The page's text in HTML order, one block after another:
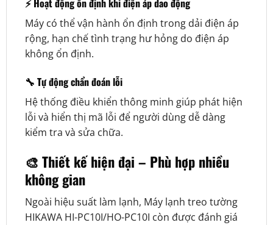
Máy có thể vận hành ổn định trong dải điện áp
rộng, hạn chế tình trạng hư hỏng do điện áp
không ổn định.
🔧 Tự động chẩn đoán lỗi
Hệ thống điều khiển thông minh giúp phát hiện
lỗi và hiển thị mã lỗi để người dùng dễ dàng
kiểm tra và sửa chữa.
🎨 Thiết kế hiện đại – Phù hợp nhiều
không gian
Ngoài hiệu suất làm lạnh, Máy lạnh treo tường
HIKAWA HI-PC10I/HO-PC10I còn được đánh giá